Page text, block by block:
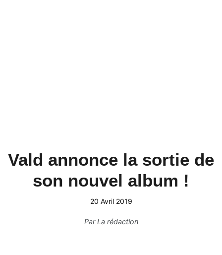
Vald annonce la sortie de
son nouvel album !
20 Avril 2019
ParLa rédaction